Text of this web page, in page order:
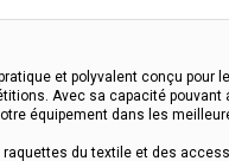
et polyvalent conçu pour
Avec sa capacité pouvant
équipement dans les
du textile et des